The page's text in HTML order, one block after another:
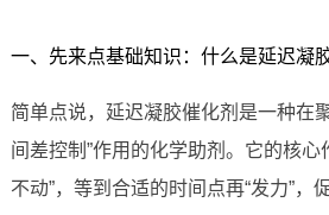
一、先来点基础知识：什么是延迟凝
简单点说，延迟凝胶催化剂是一种在
间差控制”作用的化学助剂。它的核心
不动”，等到合适的时间点再“发力”，